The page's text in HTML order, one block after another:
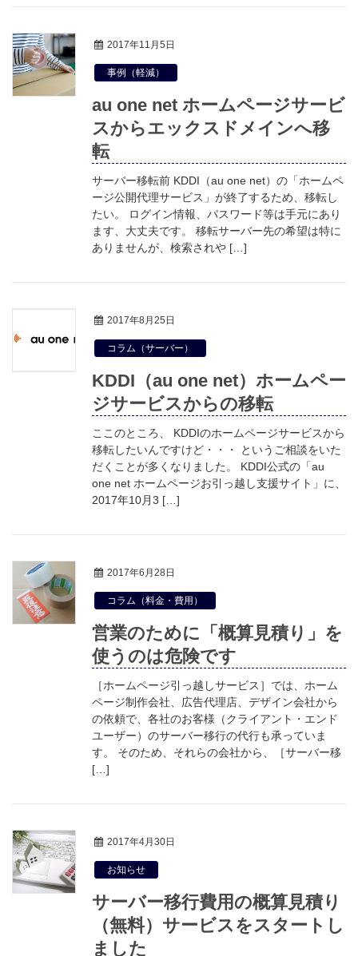
2017年11月5日
事例（軽減）
au one net ホームページサービ
スからエックスドメインへ移
転
サーバー移転前 KDDI（au one net）の「ホームペ
ージ公開代理サービス」が終了するため、移転し
たい。 ログイン情報、パスワード等は手元にあり
ます、大丈夫です。 移転サーバー先の希望は特に
ありませんが、検索されや […]
2017年8月25日
コラム（サーバー）
KDDI（au one net）ホームペー
ジサービスからの移転
ここのところ、 KDDIのホームページサービスから
移転したいんですけど・・・ というご相談をいた
だくことが多くなりました。 KDDI公式の「au
one net ホームページお引っ越し支援サイト」に、
2017年10月3 […]
2017年6月28日
コラム（料金・費用）
営業のために「概算見積り」を
使うのは危険です
［ホームページ引っ越しサービス］では、ホーム
ページ制作会社、広告代理店、デザイン会社から
の依頼で、各社のお客様（クライアント・エンド
ユーザー）のサーバー移行の代行も承っていま
す。 そのため、それらの会社から、［サーバー移
[…]
2017年4月30日
お知らせ
サーバー移行費用の概算見積り
（無料）サービスをスタートし
ました